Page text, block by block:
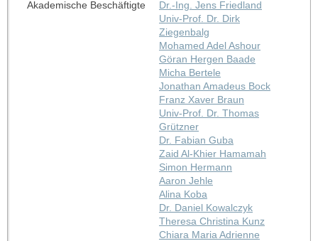
Akademische Beschäftigte
Dr.-Ing. Jens Friedland
Univ-Prof. Dr. Dirk
Ziegenbalg
Mohamed Adel Ashour
Göran Hergen Baade
Micha Bertele
Jonathan Amadeus Bock
Franz Xaver Braun
Univ-Prof. Dr. Thomas
Grützner
Dr. Fabian Guba
Zaid Al-Khier Hamamah
Simon Hermann
Aaron Jehle
Alina Koba
Dr. Daniel Kowalczyk
Theresa Christina Kunz
Chiara Maria Adrienne